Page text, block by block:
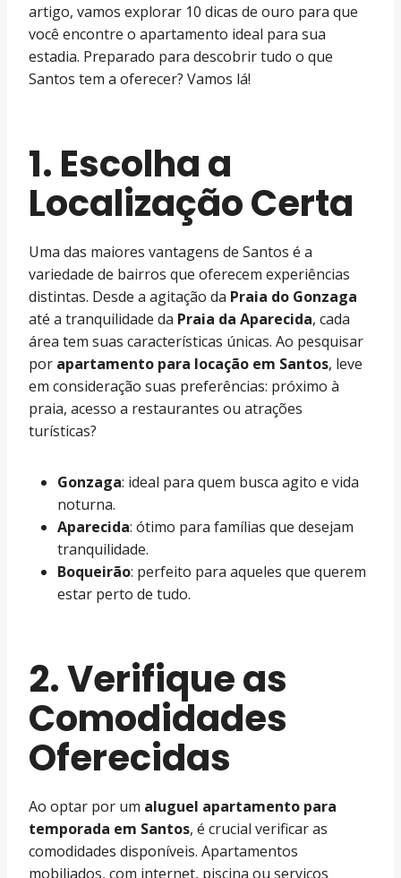
artigo, vamos explorar 10 dicas de ouro para que
você encontre o apartamento ideal para sua
estadia. Preparado para descobrir tudo o que
Santos tem a oferecer? Vamos lá!
1. Escolha a
Localização Certa
Uma das maiores vantagens de Santos é a
variedade de bairros que oferecem experiências
distintas. Desde a agitação da Praia do Gonzaga
até a tranquilidade da Praia da Aparecida, cada
área tem suas características únicas. Ao pesquisar
por apartamento para locação em Santos, leve
em consideração suas preferências: próximo à
praia, acesso a restaurantes ou atrações
turísticas?
Gonzaga: ideal para quem busca agito e vida
noturna.
Aparecida: ótimo para famílias que desejam
tranquilidade.
Boqueirão: perfeito para aqueles que querem
estar perto de tudo.
2. Verifique as
Comodidades
Oferecidas
Ao optar por um aluguel apartamento para
temporada em Santos, é crucial verificar as
comodidades disponíveis. Apartamentos
mobiliados, com internet, piscina ou serviços